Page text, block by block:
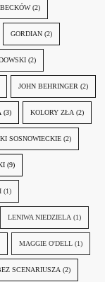
(2)
GORDIAN (2)
(2)
JOHN BEHRINGER (2)
(3) KOLORY ZŁA (2)
SOSNOWIECKIE (2)
(9)
(1)
LENIWA NIEDZIELA (1)
MAGGIE O'DELL (1)
SCENARIUSZA (2)